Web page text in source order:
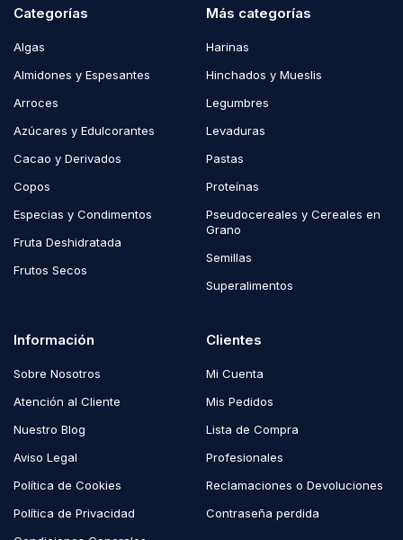
Categorías
Algas
Almidones y Espesantes
Arroces
Azúcares y Edulcorantes
Cacao y Derivados
Copos
Especias y Condimentos
Fruta Deshidratada
Frutos Secos
Más categorías
Harinas
Hinchados y Mueslis
Legumbres
Levaduras
Pastas
Proteínas
Pseudocereales y Cereales en
Grano
Semillas
Superalimentos
Información
Sobre Nosotros
Atención al Cliente
Nuestro Blog
Aviso Legal
Política de Cookies
Política de Privacidad
Clientes
Mi Cuenta
Mis Pedidos
Lista de Compra
Profesionales
Reclamaciones o Devoluciones
Contraseña perdida